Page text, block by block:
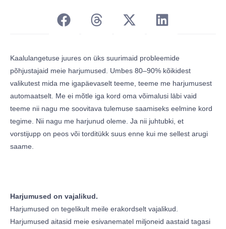
Kaalulangetuse juures on üks suurimaid probleemide
põhjustajaid meie harjumused. Umbes 80–90% kõikidest
valikutest mida me igapäevaselt teeme, teeme me harjumusest
automaatselt. Me ei mõtle iga kord oma võimalusi läbi vaid
teeme nii nagu me soovitava tulemuse saamiseks eelmine kord
tegime. Nii nagu me harjunud oleme. Ja nii juhtubki, et
vorstijupp on peos või torditükk suus enne kui me sellest arugi
saame.
Harjumused on vajalikud.
Harjumused on tegelikult meile erakordselt vajalikud.
Harjumused aitasid meie esivanematel miljoneid aastaid tagasi